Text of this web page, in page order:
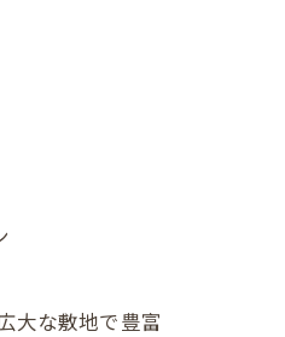
大な敷地で豊富